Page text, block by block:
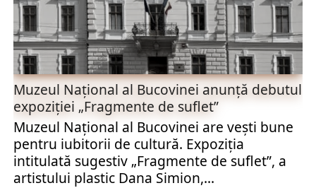
Muzeul Național al Bucovinei anunță debutul
expoziției „Fragmente de suflet”
Muzeul Național al Bucovinei are vești bune
pentru iubitorii de cultură. Expoziția
intitulată sugestiv „Fragmente de suflet”, a
artistului plastic Dana Simion,...